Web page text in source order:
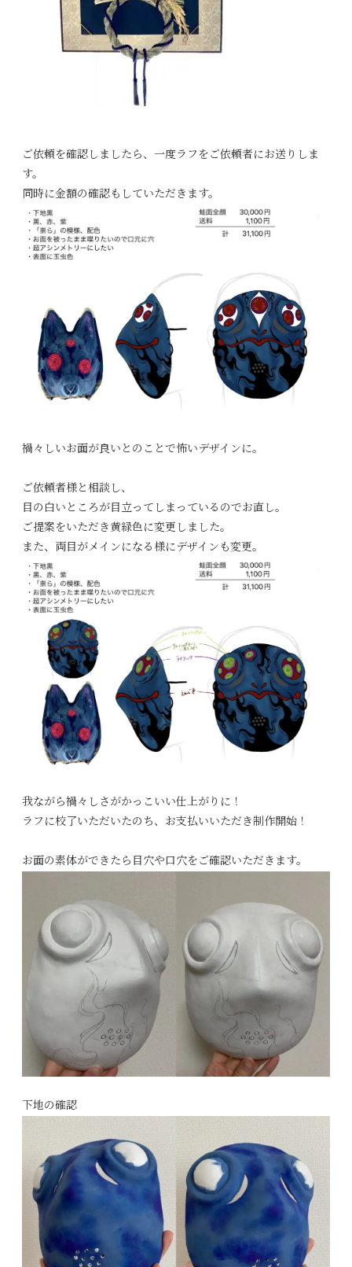
ご依頼を確認しましたら、一度ラフをご依頼者にお送りしま
す。
同時に金額の確認もしていただきます。
禍々しいお面が良いとのことで怖いデザインに。
ご依頼者様と相談し、
目の白いところが目立ってしまっているのでお直し。
ご提案をいただき黄緑色に変更しました。
また、両目がメインになる様にデザインも変更。
我ながら禍々しさがかっこいい仕上がりに！
ラフに校了いただいたのち、お支払いいただき制作開始！
お面の素体ができたら目穴や口穴をご確認いただきます。
下地の確認